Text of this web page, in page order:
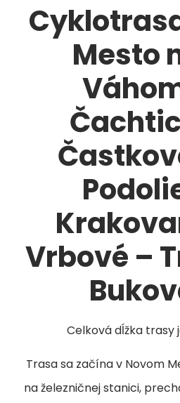
Mesto
Vrbové –
Celková dĺžka trasy
Trasa sa začína v Novom
na železničnej stanici,